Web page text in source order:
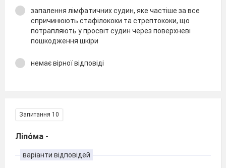
запалення лімфатичних судин, яке частіше за все
спричинюють стафілококи та стрептококи, що
потрапляють у просвіт судин через поверхневі
пошкодження шкіри
немає вірної відповіді
Запитання 10
Ліпо́ма -
варіанти відповідей